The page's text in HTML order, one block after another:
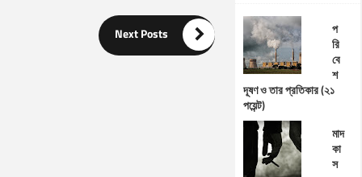
Next Posts 
প
রি
বে
শ
দূষণ ও তার প্রতিকার (২১
পয়েন্ট)
মাদ
কা
স